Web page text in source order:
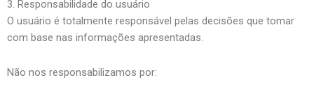
3. Responsabilidade do usuário
O usuário é totalmente responsável pelas decisões que tomar
com base nas informações apresentadas.
Não nos responsabilizamos por: